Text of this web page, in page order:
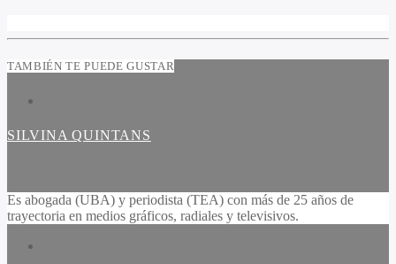
TAMBIÉN TE PUEDE GUSTAR
SILVINA QUINTANS
Es abogada (UBA) y periodista (TEA) con más de 25 años de
trayectoria en medios gráficos, radiales y televisivos.